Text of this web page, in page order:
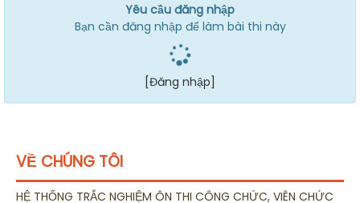
Yêu cầu đăng nhập
Bạn cần đăng nhập để làm bài thi này
[Đăng nhập]
VỀ CHÚNG TÔI
HỆ THỐNG TRẮC NGHIỆM ÔN THI CÔNG CHỨC, VIÊN CHỨC